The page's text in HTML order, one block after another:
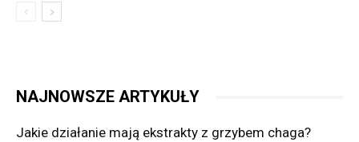
NAJNOWSZE ARTYKUŁY
Jakie działanie mają ekstrakty z grzybem chaga?